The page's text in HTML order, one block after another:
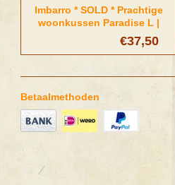
Imbarro * SOLD * Prachtige
woonkussen Paradise L |
€37,50
Betaalmethoden